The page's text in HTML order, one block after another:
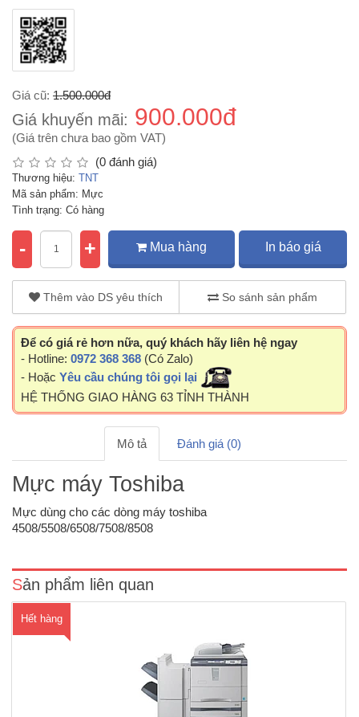
Giá cũ: 1.500.000đ
Giá khuyến mãi: 900.000đ
(Giá trên chưa bao gồm VAT)
(0 đánh giá)
Thương hiệu: TNT
Mã sản phẩm: Mực
Tình trạng: Có hàng
- + Mua hàng In báo giá
Thêm vào DS yêu thích So sánh sản phẩm
Để có giá rẻ hơn nữa, quý khách hãy liên hệ ngay
- Hotline: 0972 368 368 (Có Zalo)
- Hoặc Yêu cầu chúng tôi gọi lại
HỆ THỐNG GIAO HÀNG 63 TỈNH THÀNH
Mô tả Đánh giá (0)
Mực máy Toshiba
Mực dùng cho các dòng máy toshiba
4508/5508/6508/7508/8508
Sản phẩm liên quan
Hết hàng
Máy photocopy Toshiba E-Studio 656 mới 90% là sản phẩm máy
photocopy Toshiba công nghiệp mới nhất thường được sử dụng tại
các trung tâm in ấn, doanh nghiệp có nhu cầu photocopy lớn.Máy